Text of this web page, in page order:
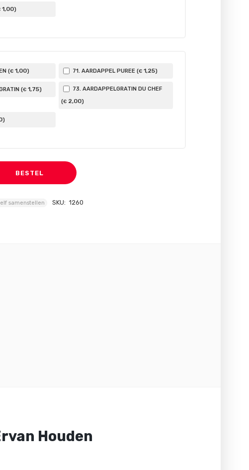
1,00)
(€ 1,00) 71. AARDAPPEL PUREE (€ 1,25)
(€ 1,75)
73. AARDAPPELGRATIN DU CHEF
(€ 2,00)
)
BESTEL
samenstellen SKU: 1260
Houden